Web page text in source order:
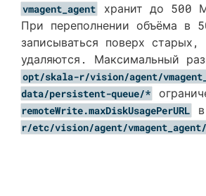
vmagent_agent
хранит до 500
При переполнении объёма в
записываться поверх
удаляются. Максимальный
opt/skala-r/vision/agent/
data/persistent-queue/*
remoteWrite.maxDiskUsagePerURL
r/etc/vision/agent/